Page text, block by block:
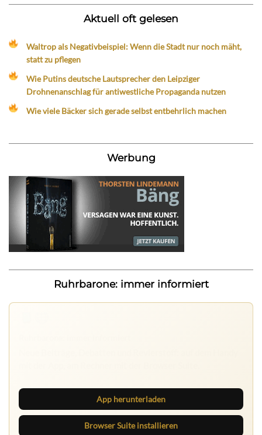
Aktuell oft gelesen
Waltrop als Negativbeispiel: Wenn die Stadt nur noch mäht,
statt zu pflegen
Wie Putins deutsche Lautsprecher den Leipziger
Drohnenanschlag für antiwestliche Propaganda nutzen
Wie viele Bäcker sich gerade selbst entbehrlich machen
Werbung
Ruhrbarone: immer informiert
App herunterladen
Browser Suite installieren